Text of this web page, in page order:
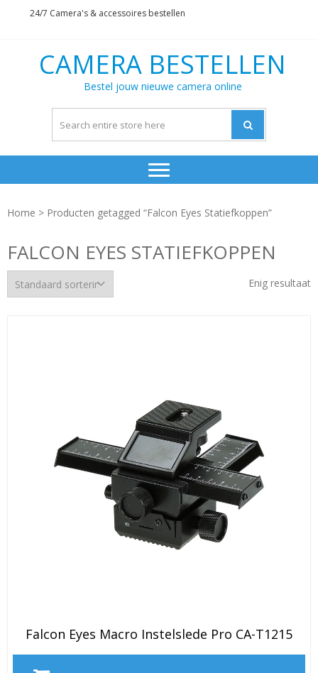
24/7 Camera's & accessoires bestellen
CAMERA BESTELLEN
Bestel jouw nieuwe camera online
Home > Producten getagged “Falcon Eyes Statiefkoppen”
FALCON EYES STATIEFKOPPEN
Enig resultaat
Falcon Eyes Macro Instelslede Pro CA-T1215